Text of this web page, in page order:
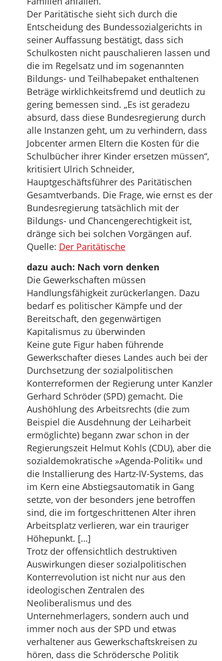
Der Paritätische sieht sich durch die
Entscheidung des Bundessozialgerichts in
seiner Auffassung bestätigt, dass sich
Schulkosten nicht pauschalieren lassen und
die im Regelsatz und im sogenannten
Bildungs- und Teilhabepaket enthaltenen
Beträge wirklichkeitsfremd und deutlich zu
gering bemessen sind. „Es ist geradezu
absurd, dass diese Bundesregierung durch
alle Instanzen geht, um zu verhindern, dass
Jobcenter armen Eltern die Kosten für die
Schulbücher ihrer Kinder ersetzen müssen“,
kritisiert Ulrich Schneider,
Hauptgeschäftsführer des Paritätischen
Gesamtverbands. Die Frage, wie ernst es der
Bundesregierung tatsächlich mit der
Bildungs- und Chancengerechtigkeit ist,
dränge sich bei solchen Vorgängen auf.
Quelle: Der Paritätische
dazu auch: Nach vorn denken
Die Gewerkschaften müssen
Handlungsfähigkeit zurückerlangen. Dazu
bedarf es politischer Kämpfe und der
Bereitschaft, den gegenwärtigen
Kapitalismus zu überwinden
Keine gute Figur haben führende
Gewerkschafter dieses Landes auch bei der
Durchsetzung der sozialpolitischen
Konterreformen der Regierung unter Kanzler
Gerhard Schröder (SPD) gemacht. Die
Aushöhlung des Arbeitsrechts (die zum
Beispiel die Ausdehnung der Leiharbeit
ermöglichte) begann zwar schon in der
Regierungszeit Helmut Kohls (CDU), aber die
sozialdemokratische »Agenda-Politik« und
die Installierung des Hartz-IV-Systems, das
im Kern eine Abstiegsautomatik in Gang
setzte, von der besonders jene betroffen
sind, die im fortgeschrittenen Alter ihren
Arbeitsplatz verlieren, war ein trauriger
Höhepunkt. […]
Trotz der offensichtlich destruktiven
Auswirkungen dieser sozialpolitischen
Konterrevolution ist nicht nur aus den
ideologischen Zentralen des
Neoliberalismus und des
Unternehmerlagers, sondern auch und
immer noch aus der SPD und etwas
verhaltener aus Gewerkschaftskreisen zu
hören, dass die Schrödersche Politik